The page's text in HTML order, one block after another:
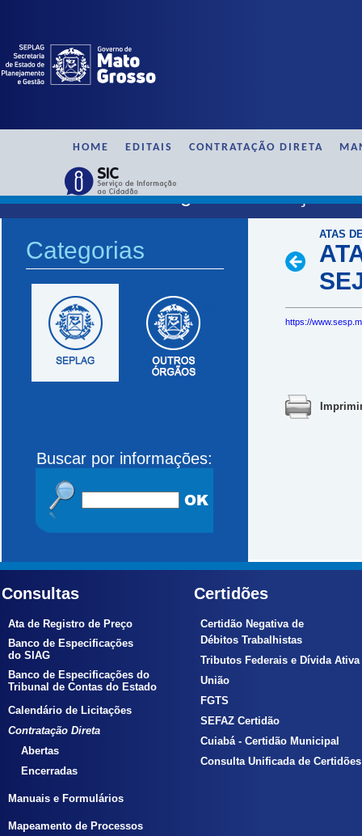
HOME EDITAIS CONTRATAÇÃO DIRETA
SAAG / Ata de Registro de Preço /
Categorias
Buscar por informações:
ATAS
https://
Consultas
Ata de Registro de Preço
Banco de Especificações
do SIAG
Banco de Especificações do
Tribunal de Contas do Estado
Calendário de Licitações
Contratação Direta
Abertas
Encerradas
Manuais e Formulários
Mapeamento de Processos
Certidões
Certidão Negativa de
Débitos Trabalhistas
Tributos Federais e Dívida Ativa
União
FGTS
SEFAZ Certidão
Cuiabá - Certidão Municipal
Consulta Unificada de Certidões